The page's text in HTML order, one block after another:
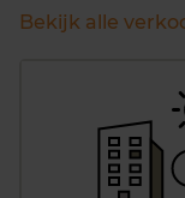
Bekijk alle